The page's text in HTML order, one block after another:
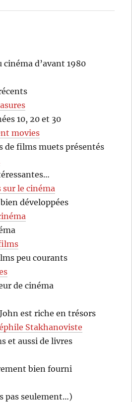
d’avant 1980
10, 20 et 30
movies
de films muets présentés
le cinéma
développées
peu courants
de cinéma
est riche en trésors
Stakhanoviste
et aussi de livres
bien fourni
pas seulement…)